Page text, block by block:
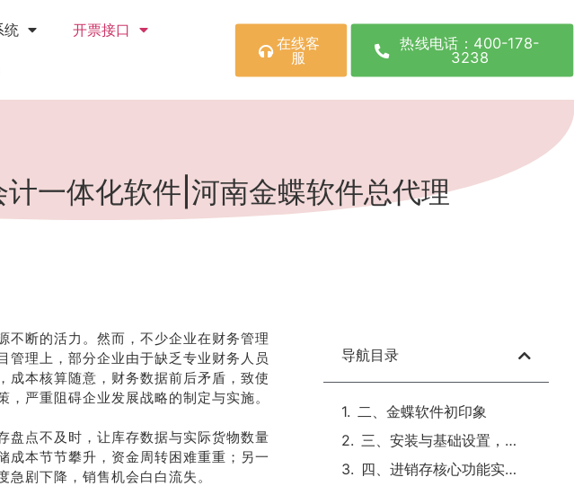
统 开票接口
在线客
服
热线电话：400-178-
3238
一体化软件|河南金蝶软件总代理
不断的活力。然而，不少企业在财务管理
管理上，部分企业由于缺乏专业财务人员
成本核算随意，财务数据前后矛盾，致使
严重阻碍企业发展战略的制定与实施。
盘点不及时，让库存数据与实际货物数量
成本节节攀升，资金周转困难重重；另一
剧下降，销售机会白白流失。
导航目录
二、金蝶软件初印象
三、安装与基础设置，开启财务新篇
四、进销存核心功能实战演练